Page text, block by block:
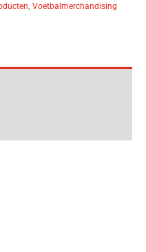
, Voetbalmerchandising